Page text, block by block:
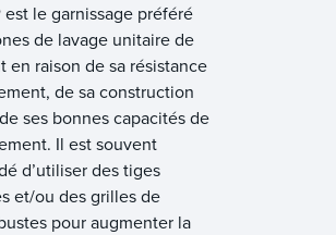
est le garnissage préféré
de lavage unitaire de
en raison de sa résistance
de sa construction
ses bonnes capacités de
Il est souvent
d’utiliser des tiges
et/ou des grilles de
pour augmenter la